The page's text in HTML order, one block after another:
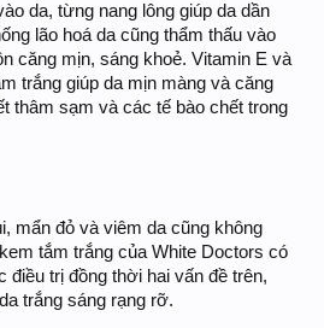
da, từng nang lông giúp da dần
lão hoá da cũng thẩm thấu vào
căng mịn, sáng khoẻ. Vitamin E và
trắng giúp da mịn màng và căng
thâm sạm và các tế bào chết trong
mẩn đỏ và viêm da cũng không
tắm trắng của White Doctors có
điều trị đồng thời hai vấn đề trên,
trắng sáng rạng rỡ.